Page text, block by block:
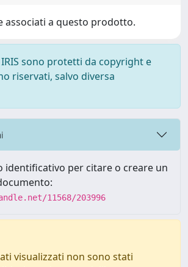
associati a questo prodotto.
sono protetti da copyright e
riservati, salvo diversa
identificativo per citare o creare un
11568/203996
visualizzati non sono stati